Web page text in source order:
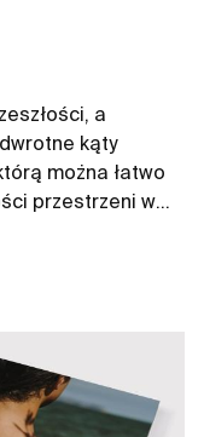
a
kąty
można łatwo
przestrzeni w
się między
deski WC i bidety